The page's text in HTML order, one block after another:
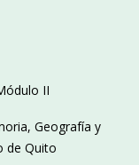
II
Geografía y
de Quito